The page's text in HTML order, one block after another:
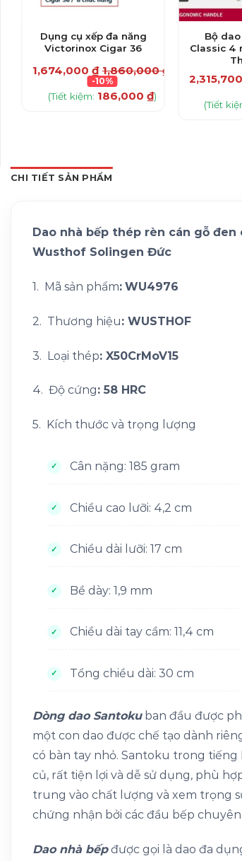
Dụng cụ xếp đa năng
Victorinox Cigar 36
1,674,000 ₫ 1,860,000₫
-10%
(Tiết kiệm: 186,000₫)
Bộ
Classic 4
2,315,700
(Tiết
CHI TIẾT SẢN PHẨM
Dao nhà bếp thép rèn cán gỗ
Wusthof Solingen Đức
1. Mã sản phẩm: WU4976
2. Thương hiệu: WUSTHOF
3. Loại thép: X50CrMoV15
4. Độ cứng: 58 HRC
5. Kích thước và trọng lượng
Cân nặng: 185 gram
Chiều cao lưỡi: 4,2 cm
Chiều dài lưỡi: 17 cm
Bề dày: 1,9 mm
Chiều dài tay cầm: 11,4 cm
Tổng chiều dài: 30 cm
Dòng dao Santokuban đầu được
một con dao được chế tạo dành
có bàn tay nhỏ. Santoku trong tiếng
củ, rất tiện lợi và dễ sử dụng, phù
trung vào chất lượng và xem trọng
chứng nhận bởi các đầu bếp
Dao nhà bếpđược gọi là dao đa